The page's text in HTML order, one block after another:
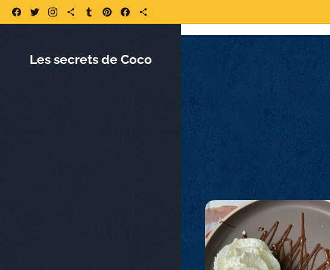
https://www.lessecretsdecoco.fr/
Les secrets de Coco